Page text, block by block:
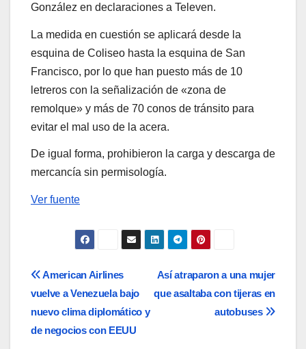
González en declaraciones a Televen.
La medida en cuestión se aplicará desde la
esquina de Coliseo hasta la esquina de San
Francisco, por lo que han puesto más de 10
letreros con la señalización de «zona de
remolque» y más de 70 conos de tránsito para
evitar el mal uso de la acera.
De igual forma, prohibieron la carga y descarga de
mercancía sin permisología.
Ver fuente
Navegación
de
entradas
Así atraparon a una mujer
que asaltaba con tijeras en
autobuses
American Airlines
vuelve a Venezuela bajo
nuevo clima diplomático y
de negocios con EEUU